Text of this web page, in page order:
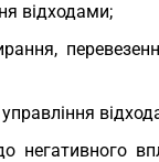
відходами;
негативного